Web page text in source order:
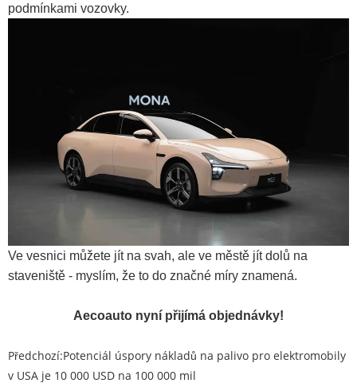
podmínkami vozovky.
Ve vesnici můžete jít na svah, ale ve městě jít dolů na
staveniště - myslím, že to do značné míry znamená.
Aecoauto nyní přijímá objednávky!
Předchozí:Potenciál úspory nákladů na palivo pro elektromobily
v USA je 10 000 USD na 100 000 mil